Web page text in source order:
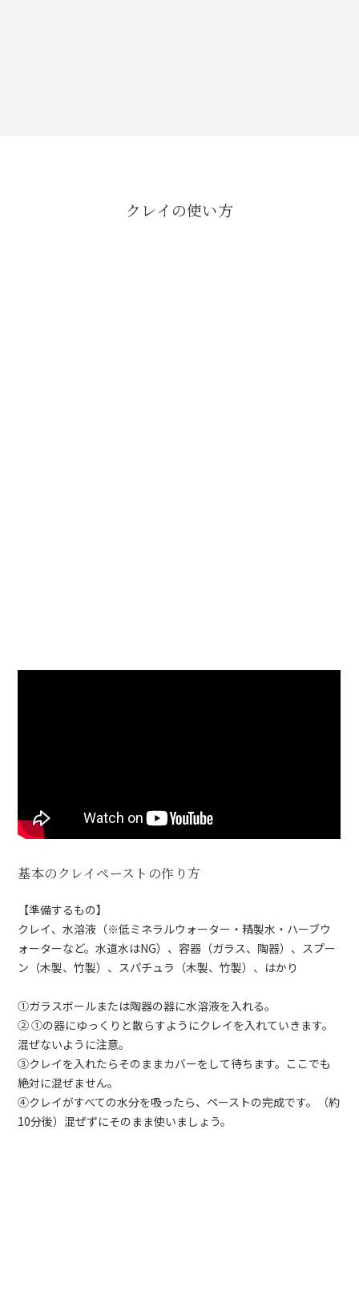
クレイの使い方
基本のクレイペーストの作り方
【準備するもの】
クレイ、水溶液（※低ミネラルウォーター・精製水・ハーブウ
ォーターなど。水道水はNG）、容器（ガラス、陶器）、スプー
ン（木製、竹製）、スパチュラ（木製、竹製）、はかり
①ガラスボールまたは陶器の器に水溶液を入れる。
② ①の器にゆっくりと散らすようにクレイを入れていきます。
混ぜないように注意。
③クレイを入れたらそのままカバーをして待ちます。ここでも
絶対に混ぜません。
④クレイがすべての水分を吸ったら、ペーストの完成です。（約
10分後）混ぜずにそのまま使いましょう。